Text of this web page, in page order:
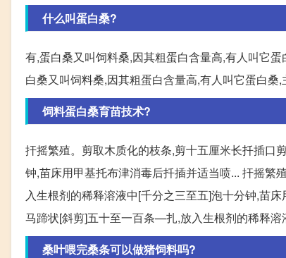
什么叫蛋白桑?
有,蛋白桑又叫饲料桑,因其粗蛋白含量高,有人叫它
白桑又叫饲料桑,因其粗蛋白含量高,有人叫它蛋白桑
饲料蛋白桑育苗技术?
扞摇繁殖。剪取木质化的枝条,剪十五厘米长扦插
钟,苗床用甲基托布津消毒后扦插并适当喷... 扞摇
入生根剂的稀释溶液中[千分之三至五]泡十分钟,苗
马蹄状[斜剪]五十至一百条—扎,放入生根剂的稀释溶
桑叶喂完桑条可以做猪饲料吗?